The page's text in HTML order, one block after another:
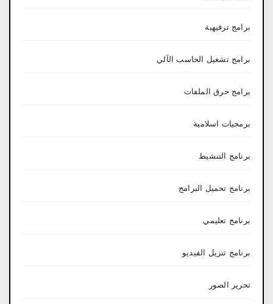
برامج ترفيهية
برامج تشغيل الحاسب الآلي
برامج حرق الملفات
برمجيات اسلامية
برنامج التنشيط
برنامج تحميل البرامج
برنامج تعليمي
برنامج تنزيل الفيديو
تحرير الصور